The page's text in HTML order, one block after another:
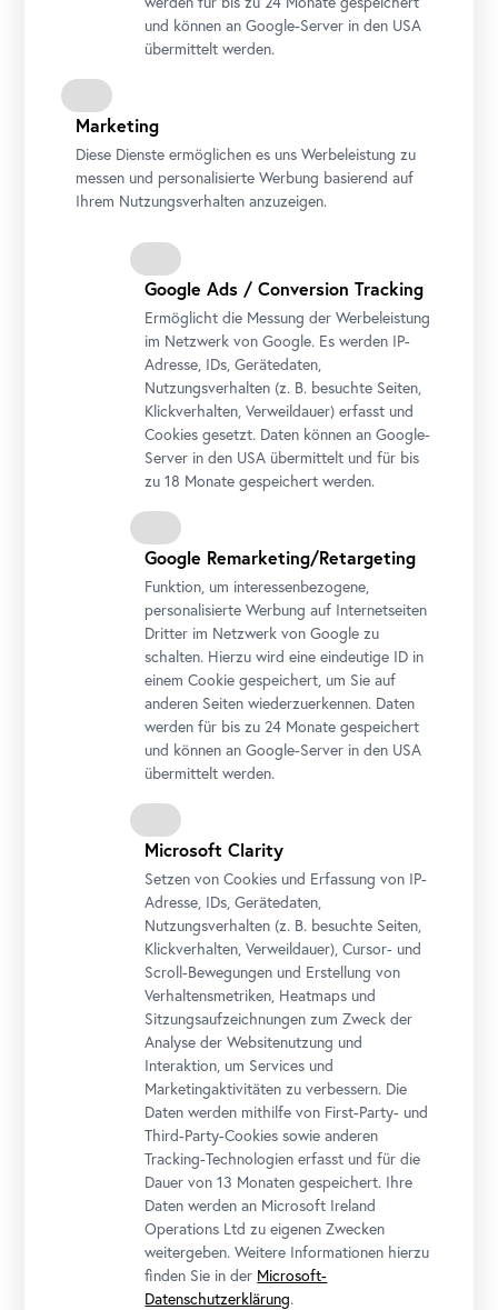
Foto: Johannes Stoll / Belvedere, Wien
Ausstellungsansicht "Schausammlung Neu"
Foto: Johannes Stoll, © Belvedere, Wien
Ausstellungsansicht "Schausammlung Neu"
Foto: Johannes Stoll, © Belvedere, Wien
Ausstellungsansicht "Schausammlung Neu"
Foto: Johannes Stoll, © Belvedere, Wien
und können an Google-Server in den USA
übermittelt werden.
Marketing
Diese Dienste ermöglichen es uns Werbeleistung zu
messen und personalisierte Werbung basierend auf
Ihrem Nutzungsverhalten anzuzeigen.
Google Ads / Conversion Tracking
Ermöglicht die Messung der Werbeleistung
im Netzwerk von Google. Es werden IP-
Adresse, IDs, Gerätedaten,
Nutzungsverhalten (z. B. besuchte Seiten,
Klickverhalten, Verweildauer) erfasst und
Cookies gesetzt. Daten können an Google-
Server in den USA übermittelt und für bis
zu 18 Monate gespeichert werden.
Google Remarketing/Retargeting
Funktion, um interessenbezogene,
personalisierte Werbung auf Internetseiten
Dritter im Netzwerk von Google zu
schalten. Hierzu wird eine eindeutige ID in
einem Cookie gespeichert, um Sie auf
anderen Seiten wiederzuerkennen. Daten
werden für bis zu 24 Monate gespeichert
und können an Google-Server in den USA
übermittelt werden.
Microsoft Clarity
Setzen von Cookies und Erfassung von IP-
Adresse, IDs, Gerätedaten,
Nutzungsverhalten (z. B. besuchte Seiten,
Klickverhalten, Verweildauer), Cursor- und
Scroll-Bewegungen und Erstellung von
Verhaltensmetriken, Heatmaps und
Sitzungsaufzeichnungen zum Zweck der
Analyse der Websitenutzung und
Interaktion, um Services und
Marketingaktivitäten zu verbessern. Die
Daten werden mithilfe von First-Party- und
Third-Party-Cookies sowie anderen
Tracking-Technologien erfasst und für die
Dauer von 13 Monaten gespeichert. Ihre
Daten werden an Microsoft Ireland
Operations Ltd zu eigenen Zwecken
weitergeben. Weitere Informationen hierzu
finden Sie in der Microsoft-
Datenschutzerklärung.